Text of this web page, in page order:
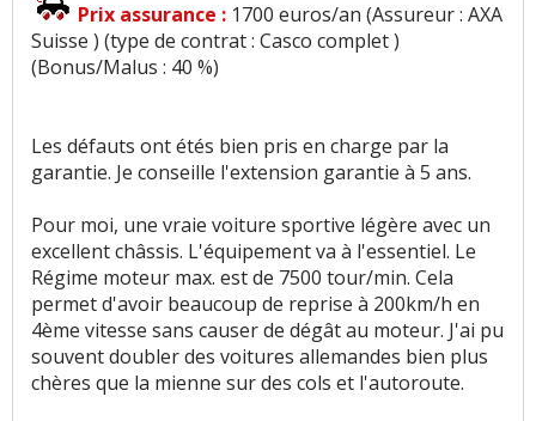
Prix assurance : 1700 euros/an (Assureur : AXA
Suisse ) (type de contrat : Casco complet )
(Bonus/Malus : 40 %)
Les défauts ont étés bien pris en charge par la
garantie. Je conseille l'extension garantie à 5 ans.
Pour moi, une vraie voiture sportive légère avec un
excellent châssis. L'équipement va à l'essentiel. Le
Régime moteur max. est de 7500 tour/min. Cela
permet d'avoir beaucoup de reprise à 200km/h en
4ème vitesse sans causer de dégât au moteur. J'ai pu
souvent doubler des voitures allemandes bien plus
chères que la mienne sur des cols et l'autoroute.